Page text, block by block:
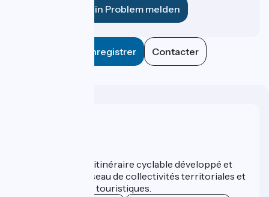
Ein Problem melden
Enregistrer Contacter
ViaRhôna est un itinéraire cyclable développé et
promu par un réseau de collectivités territoriales et
leurs institutions touristiques.